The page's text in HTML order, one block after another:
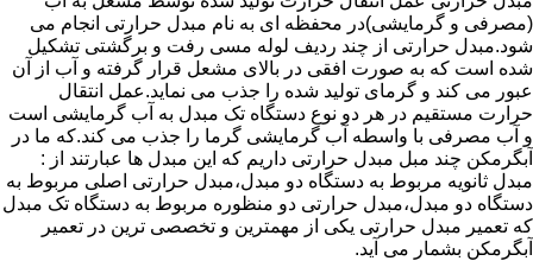
(مصرفی و گرمایشی)در محفظه ای به نام مبدل حرارتی انجام می
شود.مبدل حرارتی از چند ردیف لوله مسی رفت و برگشتی تشکیل
شده است که به صورت افقی در بالای مشعل قرار گرفته و آب از آن
عبور می کند و گرمای تولید شده را جذب می نماید.عمل انتقال
حرارت مستقیم در هر دو نوع دستگاه تک مبدل به آب گرمایشی است
و آب مصرفی با واسطه آب گرمایشی گرما را جذب می کند.که ما در
آبگرمکن چند مبل مبدل حرارتی داریم که این مبدل ها عبارتند از :
مبدل ثانویه مربوط به دستگاه دو مبدل،مبدل حرارتی اصلی مربوط به
دستگاه دو مبدل،مبدل حرارتی دو منظوره مربوط به دستگاه تک مبدل
که تعمیر مبدل حرارتی یکی از مهمترین و تخصصی ترین در تعمیر
آبگرمکن بشمار می آید.